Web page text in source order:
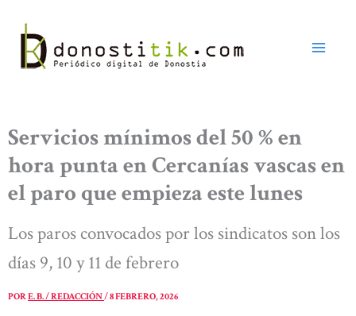
contenido
Servicios mínimos del 50 % en
hora punta en Cercanías vascas en
el paro que empieza este lunes
Los paros convocados por los sindicatos son los
días 9, 10 y 11 de febrero
PORE. B. / REDACCIÓN/8 FEBRERO, 2026